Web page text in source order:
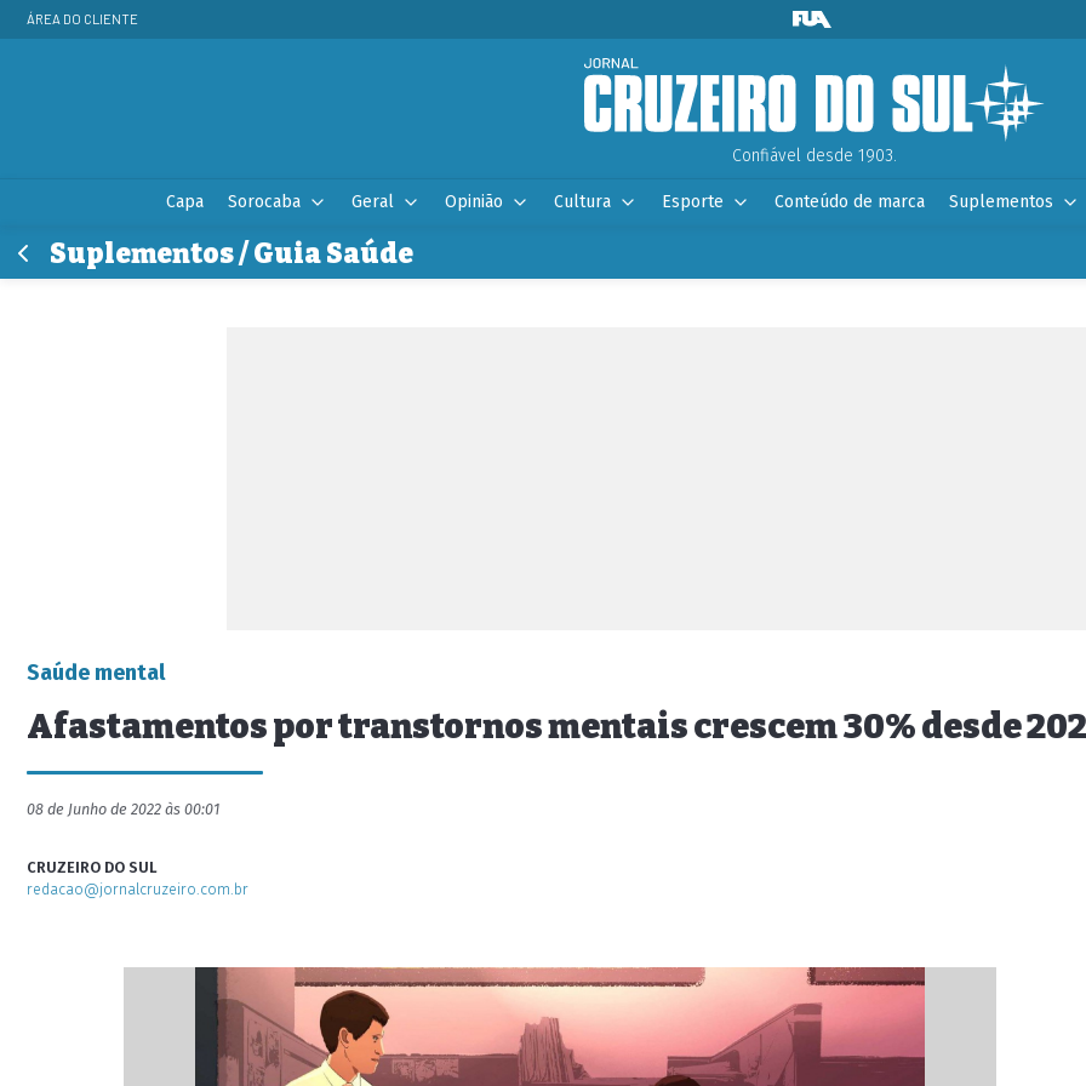
ÁREA DO CLIENTE
Confiável desde 1903.
Capa Sorocaba Geral Opinião Cultura Esporte Conteúdo de marca Suplementos
Suplementos / Guia Saúde
Saúde mental
Afastamentos por transtornos mentais crescem 30% desde
08 de Junho de 2022 às 00:01
CRUZEIRO DO SUL
redacao@jornalcruzeiro.com.br